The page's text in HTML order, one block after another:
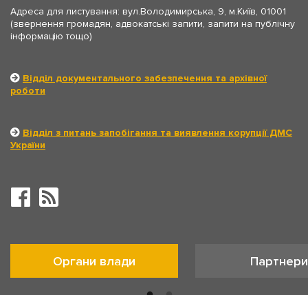
Адреса для листування: вул.Володимирська, 9, м.Київ, 01001
(звернення громадян, адвокатські запити, запити на публічну
інформацію тощо)
Відділ документального забезпечення та архівної
роботи
Відділ з питань запобігання та виявлення корупції ДМС
України
Органи влади Партнери